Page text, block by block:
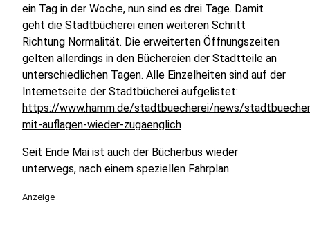
ein Tag in der Woche, nun sind es drei Tage. Damit
geht die Stadtbücherei einen weiteren Schritt
Richtung Normalität. Die erweiterten Öffnungszeiten
gelten allerdings in den Büchereien der Stadtteile an
unterschiedlichen Tagen. Alle Einzelheiten sind auf der
Internetseite der Stadtbücherei aufgelistet:
https://www.hamm.de/stadtbuecherei/news/
mit-auflagen-wieder-zugaenglich .
Seit Ende Mai ist auch der Bücherbus wieder
unterwegs, nach einem speziellen Fahrplan.
Anzeige